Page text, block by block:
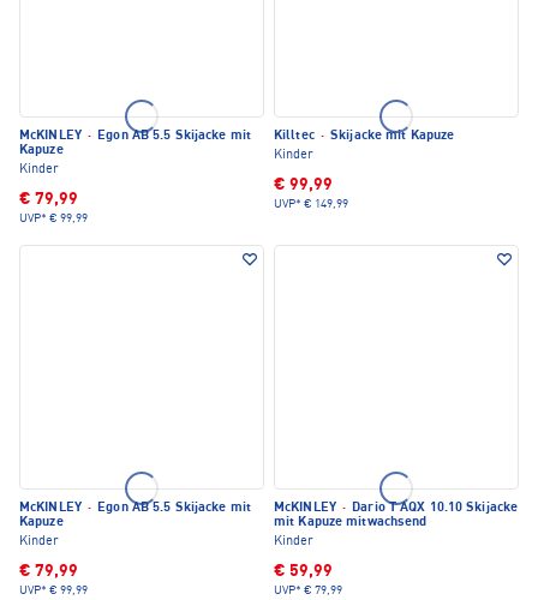
McKINLEY · Egon AB 5.5 Skijacke mit
Kapuze
Kinder
€ 79,99
UVP* € 99,99
Killtec · Skijacke mit Kapuze
Kinder
€ 99,99
UVP* € 149,99
McKINLEY · Egon AB 5.5 Skijacke mit
Kapuze
Kinder
€ 79,99
UVP* € 99,99
McKINLEY · Dario T AQX 10.10 Skijacke
mit Kapuze mitwachsend
Kinder
€ 59,99
UVP* € 79,99